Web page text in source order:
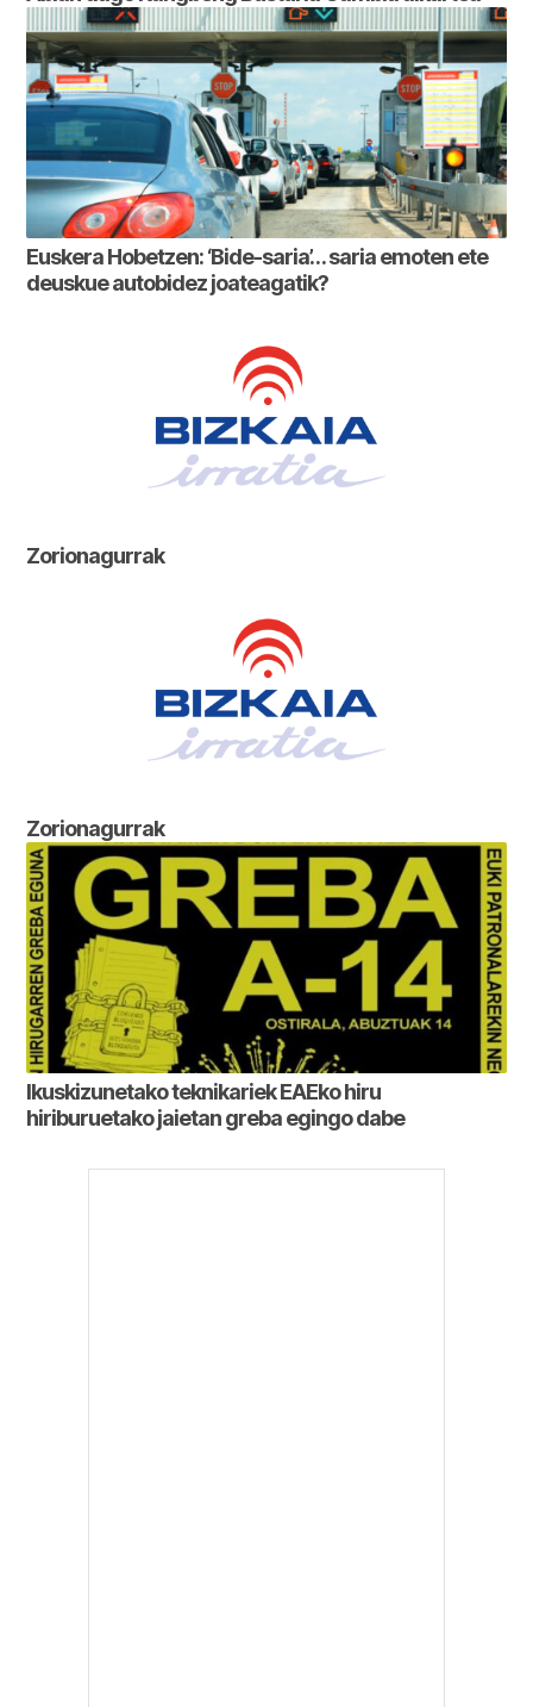
Euskera Hobetzen: ‘Bide-saria’… saria emoten ete
deuskue autobidez joateagatik?
Zorionagurrak
Zorionagurrak
Ikuskizunetako teknikariek EAEko hiru
hiriburuetako jaietan greba egingo dabe